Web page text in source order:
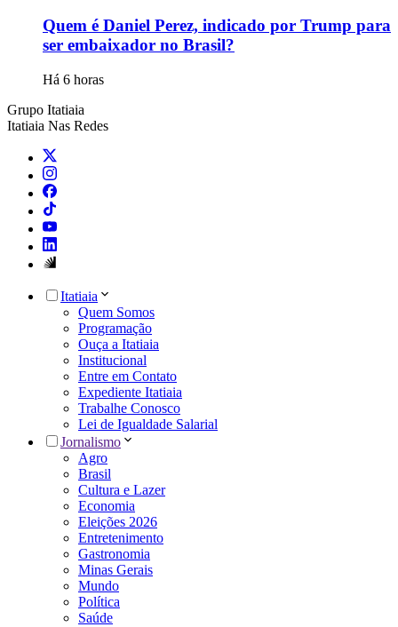
Quem é Daniel Perez, indicado por Trump para
ser embaixador no Brasil?
Há 6 horas
Grupo Itatiaia
Itatiaia Nas Redes
Itatiaia
Quem Somos
Programação
Ouça a Itatiaia
Institucional
Entre em Contato
Expediente Itatiaia
Trabalhe Conosco
Lei de Igualdade Salarial
Jornalismo
Agro
Brasil
Cultura e Lazer
Economia
Eleições 2026
Entretenimento
Gastronomia
Minas Gerais
Mundo
Política
Saúde